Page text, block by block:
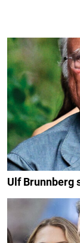
Ulf Brunnberg